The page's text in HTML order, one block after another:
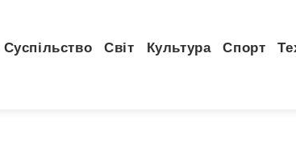
Суспільство Світ Культура Спорт